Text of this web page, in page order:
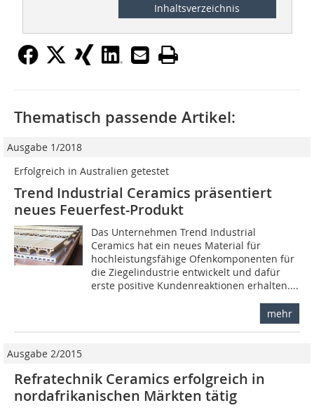
Inhaltsverzeichnis
Thematisch passende Artikel:
Ausgabe 1/2018
Erfolgreich in Australien getestet
Trend Industrial Ceramics präsentiert
neues Feuerfest-Produkt
Das Unternehmen Trend Industrial
Ceramics hat ein neues Material für
hochleistungsfähige Ofenkomponenten für
die Ziegelindustrie entwickelt und dafür
erste positive Kundenreaktionen erhalten....
mehr
Ausgabe 2/2015
Refratechnik Ceramics erfolgreich in
nordafrikanischen Märkten tätig